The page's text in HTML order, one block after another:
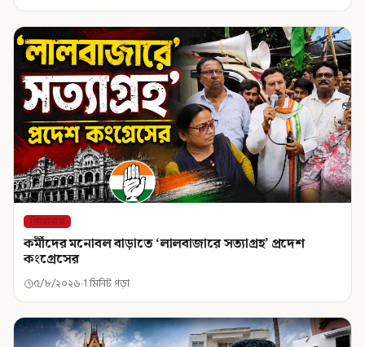
শিরোনাম
কর্মীদের মনোবল বাড়াতে ‘লালবাজারে সত্যাগ্রহ’ প্রদেশ
কংগ্রেসের
৫/৮/২০২৬ 1 মিনিট পড়া